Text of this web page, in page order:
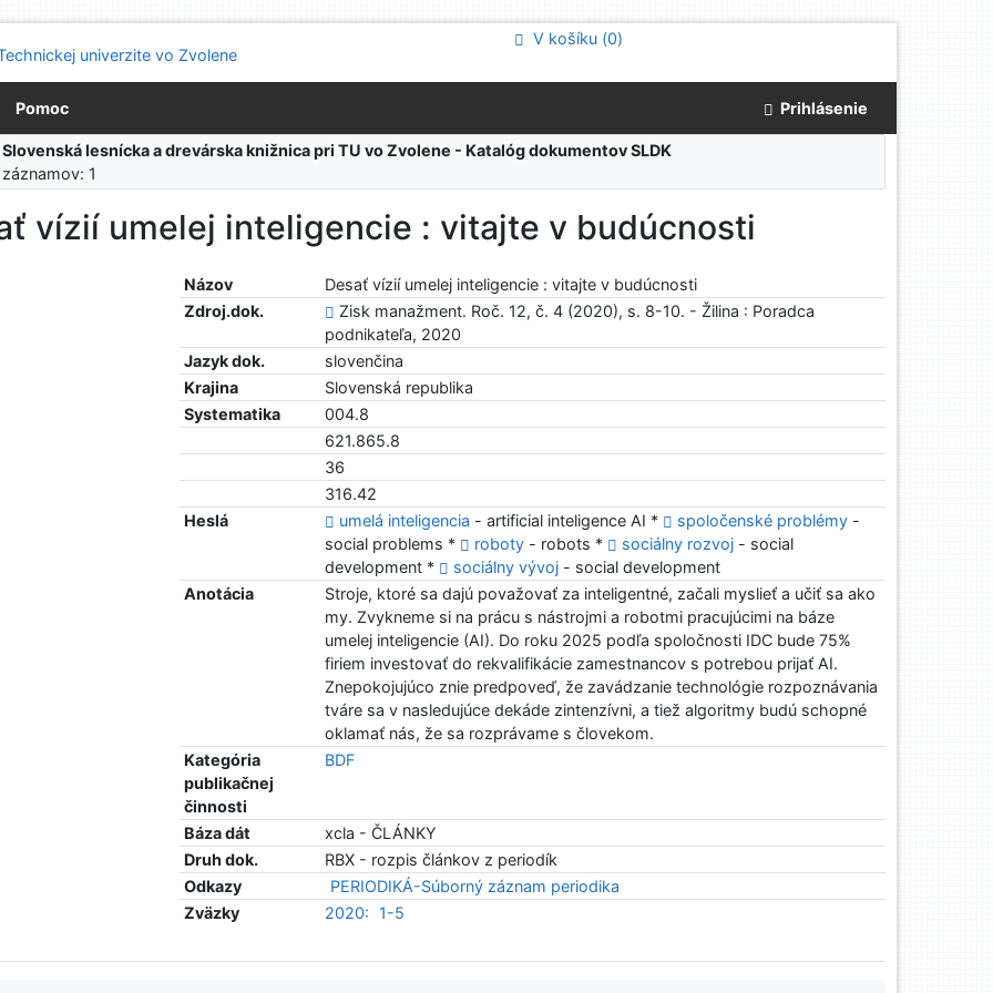
V košíku (0)
Pomoc Prihlásenie
Slovenská lesnícka a drevárska knižnica pri TU vo Zvolene - Katalóg dokumentov SLDK
1
vízií umelej inteligencie : vitajte v budúcnosti
Názov
Desať vízií umelej inteligencie : vitajte v budúcnosti
Zdroj.dok.
Zisk manažment. Roč. 12, č. 4 (2020), s. 8-10. - Žilina : Poradca
podnikateľa, 2020
Jazyk dok.
slovenčina
Krajina
Slovenská republika
Systematika
004.8
621.865.8
36
316.42
Heslá
umelá inteligencia - artificial inteligence AI * spoločenské problémy -
social problems *
roboty - robots * sociálny rozvoj - social
development *
sociálny vývoj - social development
Anotácia
Stroje, ktoré sa dajú považovať za inteligentné, začali myslieť a učiť sa ako
my. Zvykneme si na prácu s nástrojmi a robotmi pracujúcimi na báze
umelej inteligencie (AI). Do roku 2025 podľa spoločnosti IDC bude 75%
firiem investovať do rekvalifikácie zamestnancov s potrebou prijať AI.
Znepokojujúco znie predpoveď, že zavádzanie technológie rozpoznávania
tváre sa v nasledujúce dekáde zintenzívni, a tiež algoritmy budú schopné
oklamať nás, že sa rozprávame s človekom.
Kategória
publikačnej
činnosti
BDF
Báza dát
xcla - ČLÁNKY
Druh dok.
RBX - rozpis článkov z periodík
Odkazy
PERIODIKÁ-Súborný záznam periodika
Zväzky
2020: 1-5